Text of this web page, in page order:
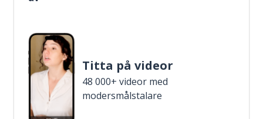
Titta på videor
48 000+ videor med
modersmålstalare